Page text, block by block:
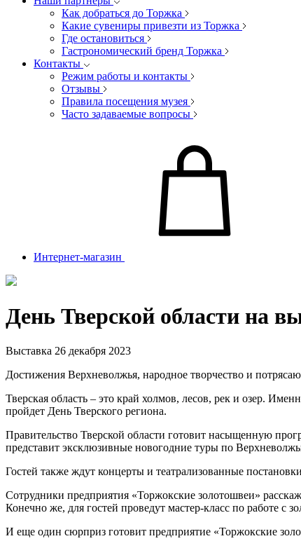
Как добраться до Торжка
Какие сувениры привезти из Торжка
Где остановиться
Гастрономический бренд Торжка
Контакты
Режим работы и контакты
Отзывы
Правила посещения музея
Часто задаваемые вопросы
Интернет-магазин
День Тверской области на
Выставка 26 декабря 2023
Достижения Верхневолжья, народное творчество и
Тверская область – это край холмов, лесов, рек и озер.
пройдет День Тверского региона.
Правительство Тверской области готовит насыщенную
представит эксклюзивные новогодние туры по
Гостей также ждут концерты и театрализованные
Сотрудники предприятия «Торжокские золотошвеи»
Конечно же, для гостей проведут мастер-класс по работе с
И еще один сюрприз готовит предприятие «Торжокские